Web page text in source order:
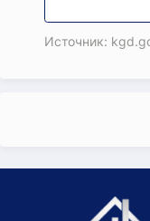
Источник: